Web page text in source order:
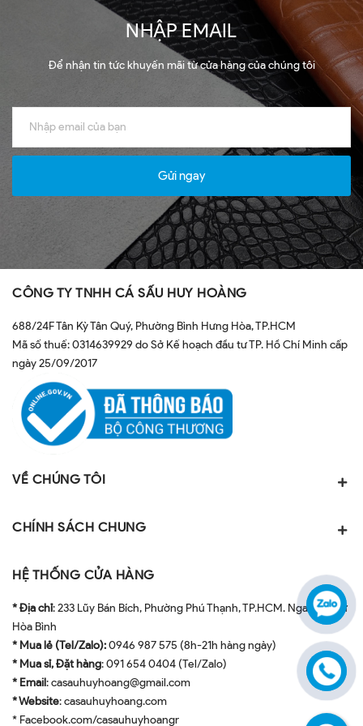
NHẬP EMAIL
Để nhận tin tức khuyến mãi từ cửa hàng của chúng tôi
Gửi ngay
CÔNG TY TNHH CÁ SẤU HUY HOÀNG
688/24F Tân Kỳ Tân Quý, Phường Bình Hưng Hòa, TP.HCM
Mã số thuế: 0314639929 do Sở Kế hoạch đầu tư TP. Hồ Chí Minh cấp
ngày 25/09/2017
VỀ CHÚNG TÔI
CHÍNH SÁCH CHUNG
HỆ THỐNG CỬA HÀNG
* Địa chỉ: 233 Lũy Bán Bích, Phường Phú Thạnh, TP.HCM. Ngay ngã tư
Hòa Bình
* Mua lẻ (Tel/Zalo):0946 987 575 (8h-21h hàng ngày)
* Mua sỉ, Đặt hàng: 091 654 0404 (Tel/Zalo)
* Email: casauhuyhoang@gmail.com
* Website: casauhuyhoang.com
* Facebook.com/casauhuyhoangr